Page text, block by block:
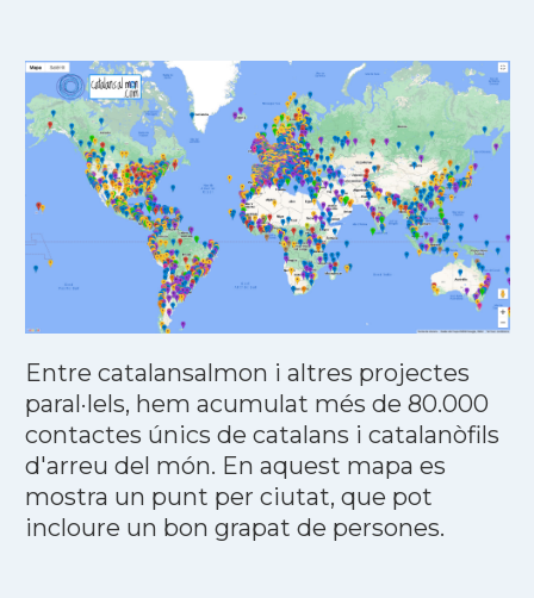
Entre catalansalmon i altres projectes
paral·lels, hem acumulat més de 80.000
contactes únics de catalans i catalanòfils
d'arreu del món. En aquest mapa es
mostra un punt per ciutat, que pot
incloure un bon grapat de persones.